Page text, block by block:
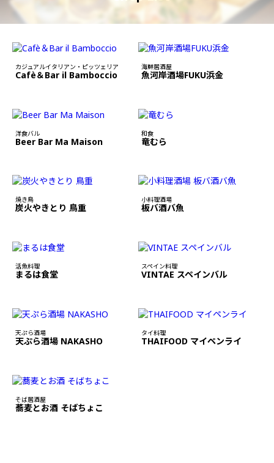
カジュアルイタリアン・ピッツェリア
Cafè＆Bar il Bamboccio
海鮮居酒屋
魚河岸酒場FUKU浜金
洋食バル
Beer Bar Ma Maison
和食
竜むら
焼き鳥
炭火やきとり 鳥重
小料理酒場
板バ酒バ魚
活魚料理
まるは食堂
スペイン料理
VINTAE スペインバル
天ぷら酒場
天ぷら酒場 NAKASHO
タイ料理
THAIFOOD マイペンライ
そば居酒屋
蕎麦とお酒 そばちょこ